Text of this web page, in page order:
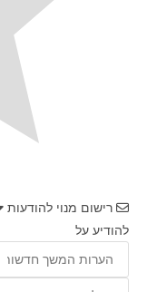
רישום מנוי להודעות
להודיע על